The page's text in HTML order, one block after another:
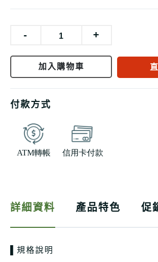
- +
加入購物車
付款方式
詳細資料 產品特色 促
▌規格說明